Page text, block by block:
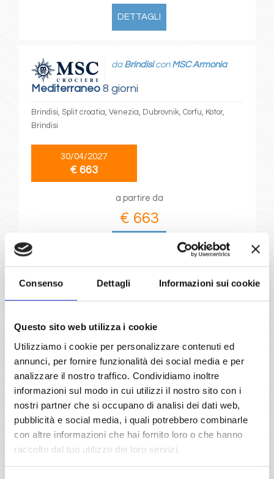
Consenso Dettagli Informazioni sui cookie
Questo sito web utilizza i cookie
Utilizziamo i cookie per personalizzare contenuti ed
annunci, per fornire funzionalità dei social media e per
analizzare il nostro traffico. Condividiamo inoltre
informazioni sul modo in cui utilizzi il nostro sito con i
nostri partner che si occupano di analisi dei dati web,
pubblicità e social media, i quali potrebbero combinarle
con altre informazioni che hai fornito loro o che hanno
raccolto dal tuo utilizzo dei loro servizi.
DETTAGLI
Mediterraneo8 giorni
da Brindisicon MSC Armonia
Brindisi, Split croatia, Venezia, Dubrovnik, Corfu, Kotor,
Brindisi
30/04/2027
€ 663
a partire da
€ 663
€ 663
15/05/2027
€ 693
22/05/2027
€ 663